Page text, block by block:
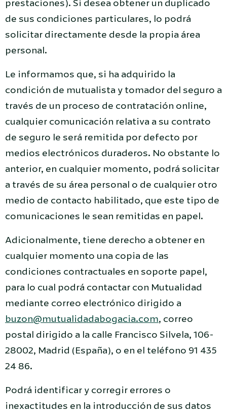
prestaciones). Si desea obtener un duplicado
de sus condiciones particulares, lo podrá
solicitar directamente desde la propia área
personal.
Le informamos que, si ha adquirido la
condición de mutualista y tomador del seguro a
través de un proceso de contratación online,
cualquier comunicación relativa a su contrato
de seguro le será remitida por defecto por
medios electrónicos duraderos. No obstante lo
anterior, en cualquier momento, podrá solicitar
a través de su área personal o de cualquier otro
medio de contacto habilitado, que este tipo de
comunicaciones le sean remitidas en papel.
Adicionalmente, tiene derecho a obtener en
cualquier momento una copia de las
condiciones contractuales en soporte papel,
para lo cual podrá contactar con Mutualidad
mediante correo electrónico dirigido a
buzon@mutualidadabogacia.com, correo
postal dirigido a la calle Francisco Silvela, 106-
28002, Madrid (España), o en el teléfono 91 435
24 86.
Podrá identificar y corregir errores o
inexactitudes en la introducción de sus datos